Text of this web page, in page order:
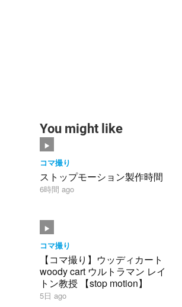
You might like
コマ撮り
ストップモーション製作時間
6時間 ago
コマ撮り
【コマ撮り】ウッディカート
woody cart ウルトラマン レイ
トン教授 【stop motion】
5日 ago